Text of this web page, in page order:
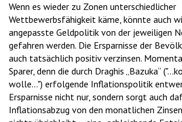
Wenn es wieder zu Zonen unterschiedlicher
Wettbewerbsfähigkeit käme, könnte auch
angepasste Geldpolitik von der jeweiligen
gefahren werden. Die Ersparnisse der
auch tatsächlich positiv verzinsen.
Sparer, denn die durch Draghis „Bazuka“
wolle...") erfolgende Inflationspolitik
Ersparnisse nicht nur, sondern sorgt auch
Inflationsabzug von den monatlichen